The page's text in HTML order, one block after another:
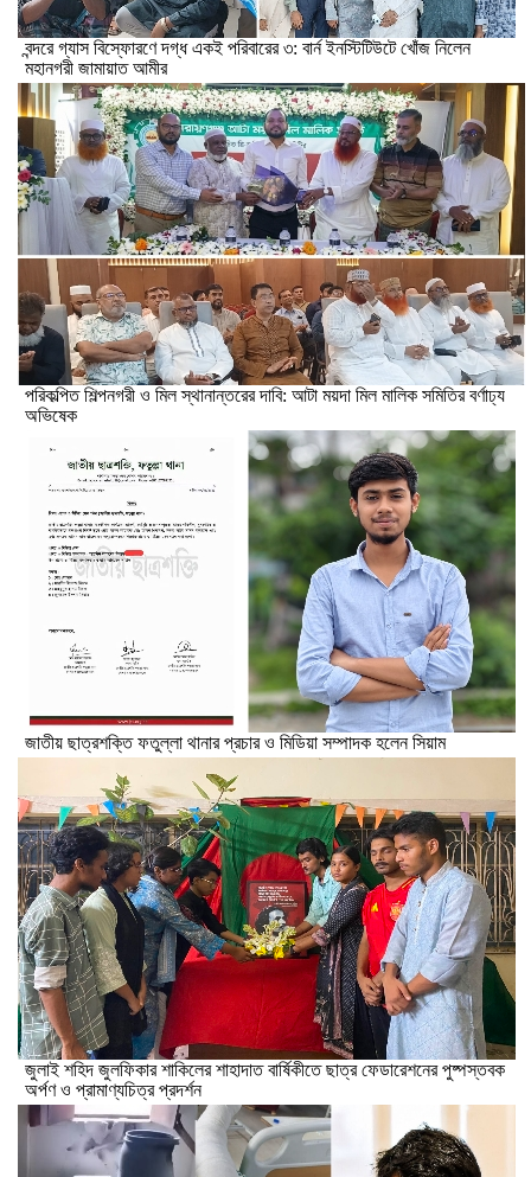
বন্দরে গ্যাস বিস্ফোরণে দগ্ধ একই পরিবারের ৩: বার্ন ইনস্টিটিউটে খোঁজ নিলেন
মহানগরী জামায়াত আমীর
পরিকল্পিত শিল্পনগরী ও মিল স্থানান্তরের দাবি: আটা ময়দা মিল মালিক সমিতির বর্ণাঢ্য
অভিষেক
জাতীয় ছাত্রশক্তি ফতুল্লা থানার প্রচার ও মিডিয়া সম্পাদক হলেন সিয়াম
​জুলাই শহিদ জুলফিকার শাকিলের শাহাদাত বার্ষিকীতে ছাত্র ফেডারেশনের পুষ্পস্তবক
অর্পণ ও প্রামাণ্যচিত্র প্রদর্শন